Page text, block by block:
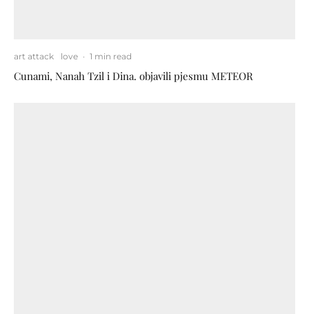
art attack love · 1 min read
Cunami, Nanah Tzil i Dina. objavili pjesmu METEOR